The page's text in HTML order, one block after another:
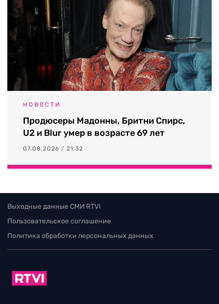
НОВОСТИ
Продюсеры Мадонны, Бритни Спирс,
U2 и Blur умер в возрасте 69 лет
07.08.2026 / 21:32
Выходные данные СМИ RTVI
Пользовательское соглашение
Политика обработки персональных данных